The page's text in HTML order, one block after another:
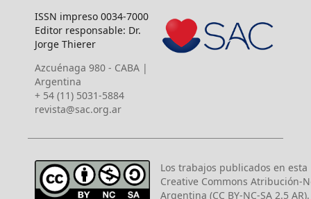
ISSN impreso 0034-7000
Editor responsable: Dr.
Jorge Thierer
Azcuénaga 980 - CABA |
Argentina
+ 54 (11) 5031-5884
revista@sac.org.ar
Los trabajos publicados en
Creative Commons Atribución-
Argentina (CC BY-NC-SA 2.5 AR).